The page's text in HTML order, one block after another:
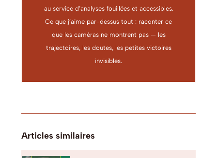
au service d’analyses fouillées et accessibles.
Ce que j’aime par-dessus tout : raconter ce
que les caméras ne montrent pas — les
trajectoires, les doutes, les petites victoires
invisibles.
Articles similaires